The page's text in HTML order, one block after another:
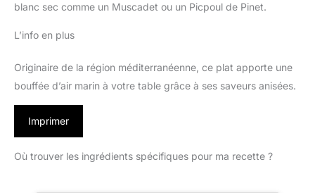
blanc sec comme un Muscadet ou un Picpoul de Pinet.
L’info en plus
Originaire de la région méditerranéenne, ce plat apporte une
bouffée d’air marin à votre table grâce à ses saveurs anisées.
Imprimer
Où trouver les ingrédients spécifiques pour ma recette ?